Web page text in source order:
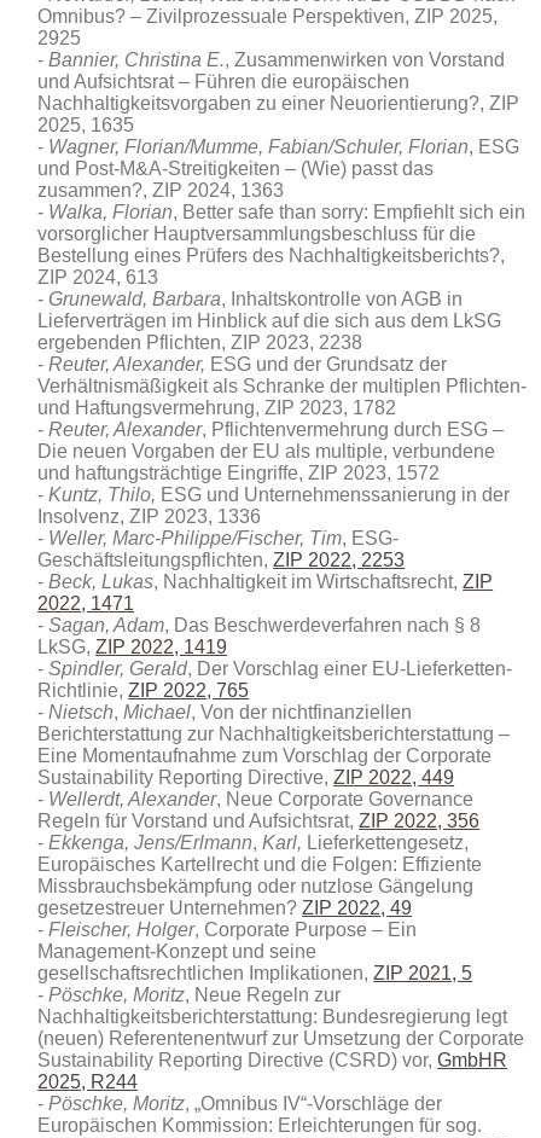
Omnibus? – Zivilprozessuale Perspektiven, ZIP 2025,
2925
Bannier, Christina E., Zusammenwirken von Vorstand
und Aufsichtsrat – Führen die europäischen
Nachhaltigkeitsvorgaben zu einer Neuorientierung?, ZIP
2025, 1635
Wagner, Florian/Mumme, Fabian/Schuler, Florian, ESG
und Post-M&A-Streitigkeiten – (Wie) passt das
zusammen?, ZIP 2024, 1363
Walka, Florian, Better safe than sorry: Empfiehlt sich ein
vorsorglicher Hauptversammlungsbeschluss für die
Bestellung eines Prüfers des Nachhaltigkeitsberichts?,
ZIP 2024, 613
Grunewald, Barbara, Inhaltskontrolle von AGB in
Lieferverträgen im Hinblick auf die sich aus dem LkSG
ergebenden Pflichten, ZIP 2023, 2238
Reuter, Alexander, ESG und der Grundsatz der
Verhältnismäßigkeit als Schranke der multiplen Pflichten-
und Haftungsvermehrung, ZIP 2023, 1782
Reuter, Alexander, Pflichtenvermehrung durch ESG –
Die neuen Vorgaben der EU als multiple, verbundene
und haftungsträchtige Eingriffe, ZIP 2023, 1572
Kuntz, Thilo, ESG und Unternehmenssanierung in der
Insolvenz, ZIP 2023, 1336
Weller, Marc-Philippe/Fischer, Tim, ESG-
Geschäftsleitungspflichten,ZIP 2022, 2253
Beck, Lukas, Nachhaltigkeit im Wirtschaftsrecht,ZIP
2022, 1471
Sagan, Adam, Das Beschwerdeverfahren nach § 8
LkSG,ZIP 2022, 1419
Spindler, Gerald, Der Vorschlag einer EU-Lieferketten-
Richtlinie,ZIP 2022, 765
Nietsch,Michael, Von der nichtfinanziellen
Berichterstattung zur Nachhaltigkeitsberichterstattung –
Eine Momentaufnahme zum Vorschlag der Corporate
Sustainability Reporting Directive,ZIP 2022, 449
Wellerdt, Alexander, Neue Corporate Governance
Regeln für Vorstand und Aufsichtsrat,ZIP 2022, 356
Ekkenga, Jens/Erlmann,Karl, Lieferkettengesetz,
Europäisches Kartellrecht und die Folgen: Effiziente
Missbrauchsbekämpfung oder nutzlose Gängelung
gesetzestreuer Unternehmen?ZIP 2022, 49
Fleischer, Holger, Corporate Purpose – Ein
Management-Konzept und seine
gesellschaftsrechtlichen Implikationen,ZIP 2021, 5
Pöschke, Moritz, Neue Regeln zur
Nachhaltigkeitsberichterstattung: Bundesregierung legt
(neuen) Referentenentwurf zur Umsetzung der Corporate
Sustainability Reporting Directive (CSRD) vor,GmbHR
2025, R244
Pöschke, Moritz, „Omnibus IV“-Vorschläge der
Europäischen Kommission: Erleichterungen für sog.